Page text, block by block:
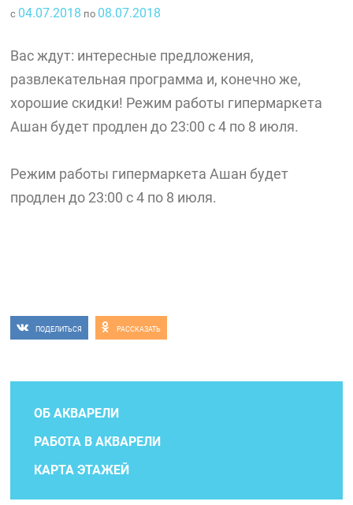
с 04.07.2018 по 08.07.2018
Вас ждут: интересные предложения,
развлекательная программа и, конечно же,
хорошие скидки! Режим работы гипермаркета
Ашан будет продлен до 23:00 с 4 по 8 июля.
Режим работы гипермаркета Ашан будет
продлен до 23:00 с 4 по 8 июля.
ПОДЕЛИТЬСЯ РАССКАЗАТЬ
ОБ АКВАРЕЛИ
РАБОТА В АКВАРЕЛИ
КАРТА ЭТАЖЕЙ